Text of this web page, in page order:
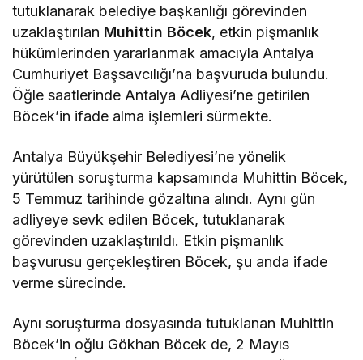
tutuklanarak belediye başkanlığı görevinden
uzaklaştırılan Muhittin Böcek, etkin pişmanlık
hükümlerinden yararlanmak amacıyla Antalya
Cumhuriyet Başsavcılığı’na başvuruda bulundu.
Öğle saatlerinde Antalya Adliyesi’ne getirilen
Böcek’in ifade alma işlemleri sürmekte.
Antalya Büyükşehir Belediyesi’ne yönelik
yürütülen soruşturma kapsamında Muhittin Böcek,
5 Temmuz tarihinde gözaltına alındı. Aynı gün
adliyeye sevk edilen Böcek, tutuklanarak
görevinden uzaklaştırıldı. Etkin pişmanlık
başvurusu gerçekleştiren Böcek, şu anda ifade
verme sürecinde.
Aynı soruşturma dosyasında tutuklanan Muhittin
Böcek’in oğlu Gökhan Böcek de, 2 Mayıs